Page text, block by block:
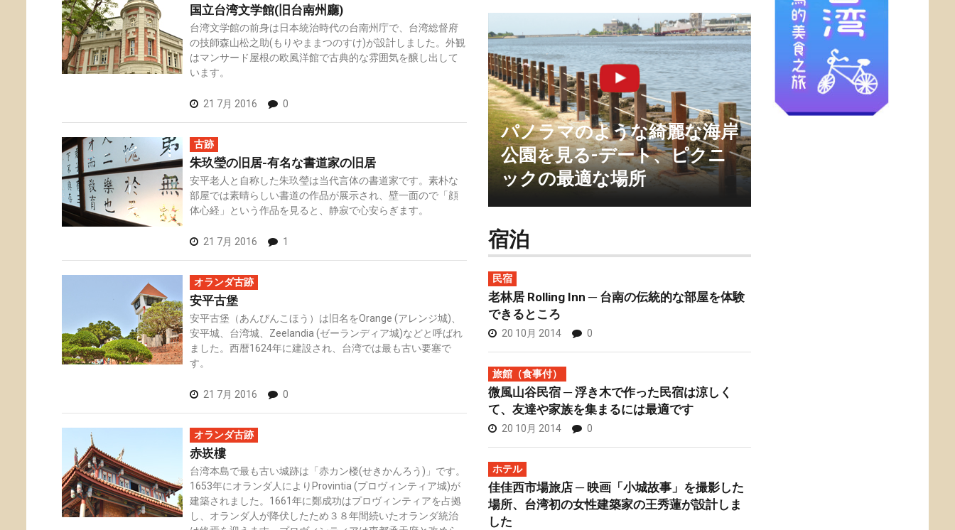
国立台湾文学館(旧台南州廳)
台湾文学館の前身は日本統治時代の台南州庁で、台湾総督府
の技師森山松之助(もりやままつのすけ)が設計しました。外観
はマンサード屋根の欧風洋館で古典的な雰囲気を醸し出して
います。
21 7月 2016 0
古跡
朱玖瑩の旧居-有名な書道家の旧居
安平老人と自称した朱玖瑩は当代言体の書道家です。素朴な
部屋では素晴らしい書道の作品が展示され、壁一面ので「顔
体心経」という作品を見ると、静寂で心安らぎます。
21 7月 2016 1
オランダ古跡
安平古堡
安平古堡（あんぴんこほう）は旧名をOrange (アレンジ城)、
安平城、台湾城、Zeelandia (ゼーランディア城)などと呼ばれ
ました。西暦1624年に建設され、台湾では最も古い要塞で
す。
21 7月 2016 0
オランダ古跡
赤崁樓
台湾本島で最も古い城跡は「赤カン楼(せきかんろう)」です。
1653年にオランダ人によりProvintia (プロヴィンティア城)が
建築されました。1661年に鄭成功はプロヴィンティアを占拠
し、オランダ人が降伏したため３８年間続いたオランダ統治
パノラマのような綺麗な海岸
公園を見る-デート、ピクニ
ックの最適な場所
宿泊
民宿
老林居 Rolling Inn ─ 台南の伝統的な部屋を体験
できるところ
20 10月 2014 0
旅館（食事付）
微風山谷民宿 ─ 浮き木で作った民宿は涼しく
て、友達や家族を集まるには最適です
20 10月 2014 0
ホテル
佳佳西市場旅店 ─ 映画「小城故事」を撮影した
場所、台湾初の女性建築家の王秀蓮が設計しま
した